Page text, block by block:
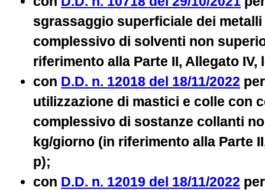
sgrassaggio superficiale dei
complessivo di solventi non
riferimento alla Parte II, Allegato IV,
con D.D. n. 12018 del 18/11/2022
utilizzazione di mastici e colle con
complessivo di sostanze collanti
kg/giorno (in riferimento alla Parte
p);
con D.D. n. 12019 del 18/11/2022